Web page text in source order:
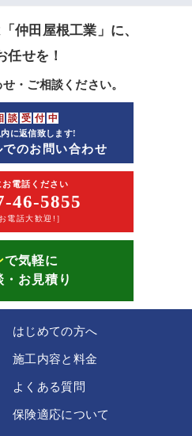
仲田屋根工業」に、
任せを！
・ご相談ください。
談 受 付 中
に返信致します!
でのお問い合わせ
お電話ください
46-5855
電話大歓迎!］
で気軽に
・お見積り
はじめての方へ
施工内容と料金
よくある質問
保険適応について